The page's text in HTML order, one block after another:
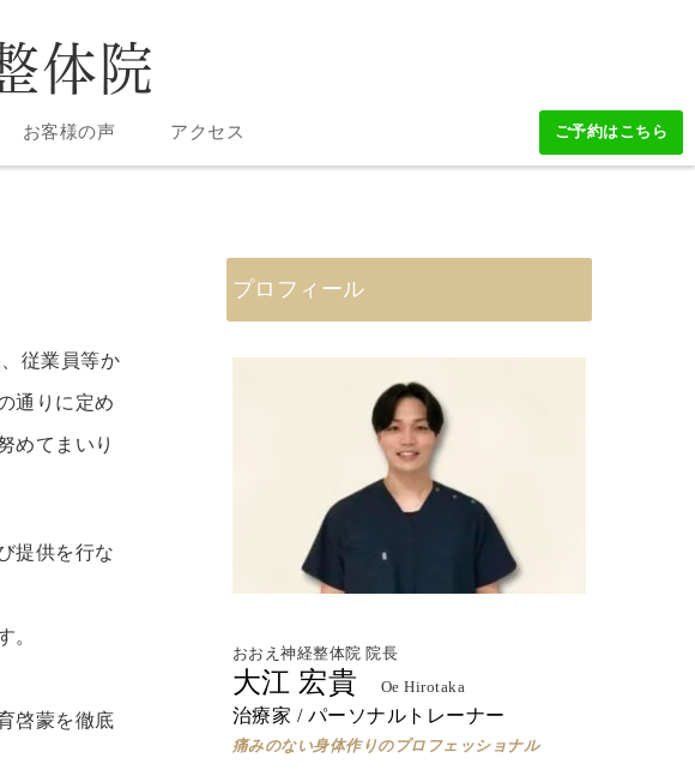
お客様の声 アクセス ご予約はこちら
従業員等か
通りに定め
めてまいり
提供を行な
。
啓蒙を徹底
プロフィール
おおえ神経整体院 院長
大江 宏貴 Oe Hirotaka
治療家 / パーソナルトレーナー
痛みのない身体作りのプロフェッショナル